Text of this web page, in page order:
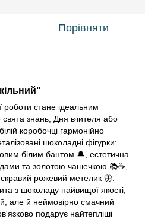
Порівняти
роботи стане ідеальним
знань, Дня вчителя або
коробочці гармонійно
шоколадні фігурки:
білим бантом 🔔, естетична
та золотою чашечкою 📚☕,
рожевий метелик 🦋.
з шоколаду найвищої якості,
але й неймовірно смачний
подарує найтепліші